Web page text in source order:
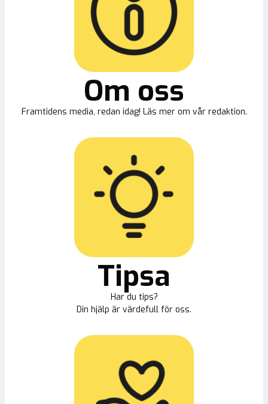
Om oss
Framtidens media, redan idag! Läs mer om vår redaktion.
Tipsa
Har du tips?
Din hjälp är värdefull för oss.